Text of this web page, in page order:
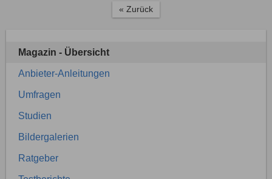
« Zurück
Magazin - Übersicht
Anbieter-Anleitungen
Umfragen
Studien
Bildergalerien
Ratgeber